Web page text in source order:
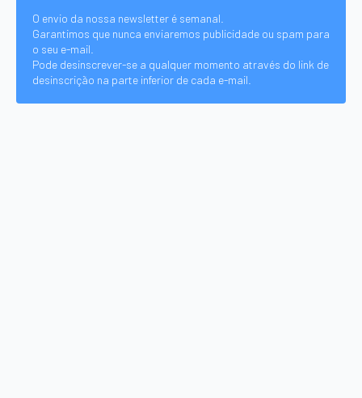
O envio da nossa newsletter é semanal.
Garantimos que nunca enviaremos publicidade ou spam para
o seu e-mail.
Pode desinscrever-se a qualquer momento através do link de
desinscrição na parte inferior de cada e-mail.